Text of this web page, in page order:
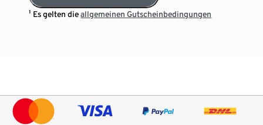
¹ Es gelten dieallgemeinen Gutscheinbedingungen